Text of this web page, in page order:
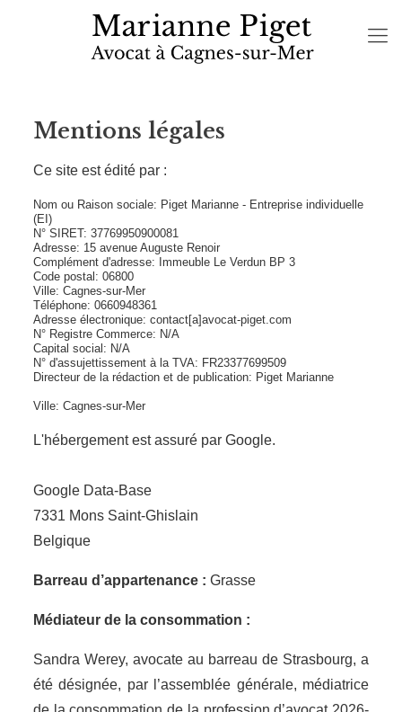
Mentions légales
Ce site est édité par :
Nom ou Raison sociale: Piget Marianne - Entreprise individuelle
(EI)
N° SIRET: 37769950900081
Adresse: 15 avenue Auguste Renoir
Complément d'adresse: Immeuble Le Verdun BP 3
Code postal: 06800
Ville: Cagnes-sur-Mer
Téléphone: 0660948361
Adresse électronique: contact[a]avocat-piget.com
N° Registre Commerce: N/A
Capital social: N/A
N° d'assujettissement à la TVA: FR23377699509
Directeur de la rédaction et de publication: Piget Marianne
Ville: Cagnes-sur-Mer
L'hébergement est assuré par Google.
Google Data-Base
7331 Mons Saint-Ghislain
Belgique
Barreau d’appartenance : Grasse
Médiateur de la consommation :
Sandra Werey, avocate au barreau de Strasbourg, a
été désignée, par l’assemblée générale, médiatrice